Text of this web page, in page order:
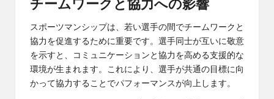
チームワークと協力への影響
スポーツマンシップは、若い選手の間でチームワークと
協力を促進するために重要です。選手同士が互いに敬意
を示すと、コミュニケーションと協力を高める支援的な
環境が生まれます。これにより、選手が共通の目標に向
かって協力することでパフォーマンスが向上します。